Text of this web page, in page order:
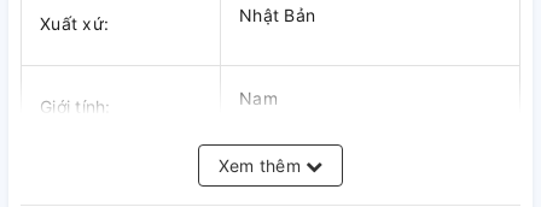
Xuất xứ: Nhật Bản
Giới tính: Nam
Automatic
Xem thêm